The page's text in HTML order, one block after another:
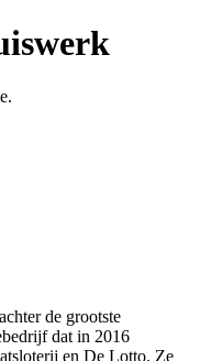
de grootste
dat in 2016
en De Lotto. Ze